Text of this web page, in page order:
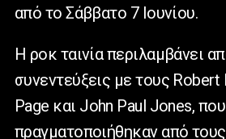
από το Σάββατο 7 Ιουνίου.
Η ροκ ταινία περιλαμβάνει
συνεντεύξεις με τους Robert
Page και John Paul Jones, που
πραγματοποιήθηκαν από